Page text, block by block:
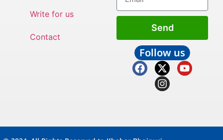
Write for us
Contact
Send
Follow us